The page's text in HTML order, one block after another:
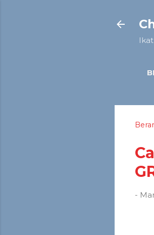
-